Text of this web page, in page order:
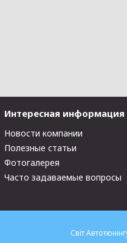
Интересная информация
Новости компании
Полезные статьи
Фотогалерея
Часто задаваемые вопросы